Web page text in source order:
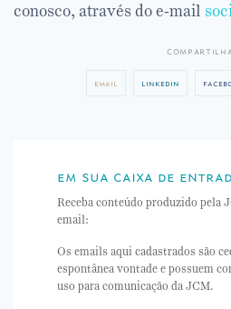
conosco, através do e-mail
email linkedin
em sua caixa de
Receba conteúdo produzido pela
email:
Os emails aqui cadastrados são
espontânea vontade e possuem
uso para comunicação da JCM.